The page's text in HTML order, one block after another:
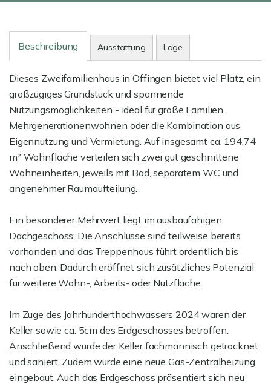
Beschreibung Ausstattung Lage
Dieses Zweifamilienhaus in Offingen bietet viel Platz, ein
großzügiges Grundstück und spannende
Nutzungsmöglichkeiten - ideal für große Familien,
Mehrgenerationenwohnen oder die Kombination aus
Eigennutzung und Vermietung. Auf insgesamt ca. 194,74
m² Wohnfläche verteilen sich zwei gut geschnittene
Wohneinheiten, jeweils mit Bad, separatem WC und
angenehmer Raumaufteilung.
Ein besonderer Mehrwert liegt im ausbaufähigen
Dachgeschoss: Die Anschlüsse sind teilweise bereits
vorhanden und das Treppenhaus führt ordentlich bis
nach oben. Dadurch eröffnet sich zusätzliches Potenzial
für weitere Wohn-, Arbeits- oder Nutzfläche.
Im Zuge des Jahrhunderthochwassers 2024 waren der
Keller sowie ca. 5cm des Erdgeschosses betroffen.
Anschließend wurde der Keller fachmännisch getrocknet
und saniert. Zudem wurde eine neue Gas-Zentralheizung
eingebaut. Auch das Erdgeschoss präsentiert sich neu